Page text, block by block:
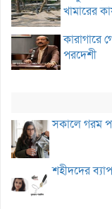
খামারের
কারাগারে
পরদেশী
সকালে গরম
শহীদদের